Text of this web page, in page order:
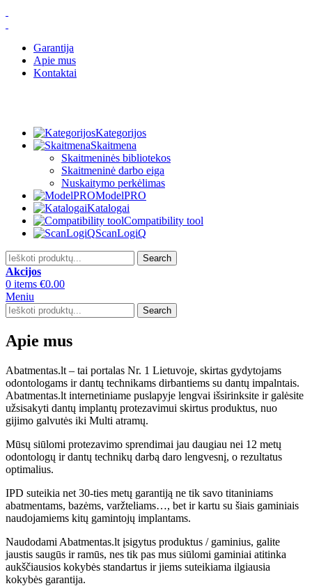
Garantija
Apie mus
Kontaktai
Kategorijos
Skaitmena
Skaitmeninės bibliotekos
Skaitmeninė darbo eiga
Nuskaitymo perkėlimas
ModelPRO
Katalogai
Compatibility tool
ScanLogiQ
Search
Akcijos
0 items €0.00
Meniu
Search
Apie mus
Abatmentas.lt – tai portalas Nr. 1 Lietuvoje, skirtas gydytojams
odontologams ir dantų technikams dirbantiems su dantų impalntais.
Abatmentas.lt internetiniame puslapyje lengvai išsirinksite ir galėsite
užsisakyti dantų implantų protezavimui skirtus produktus, nuo
gijimo galvutės iki Multi atramų.
Mūsų siūlomi protezavimo sprendimai jau daugiau nei 12 metų
odontologų ir dantų technikų darbą daro lengvesnį, o rezultatus
optimalius.
IPD suteikia net 30-ties metų garantiją ne tik savo titaniniams
abatmentams, bazėms, varžteliams…, bet ir kartu su šiais gaminiais
naudojamiems kitų gamintojų implantams.
Naudodami Abatmentas.lt įsigytus produktus / gaminius, galite
jaustis saugūs ir ramūs, nes tik pas mus siūlomi gaminiai atitinka
aukščiausios kokybės standartus ir jiems suteikiama ilgiausia
kokybės garantija.